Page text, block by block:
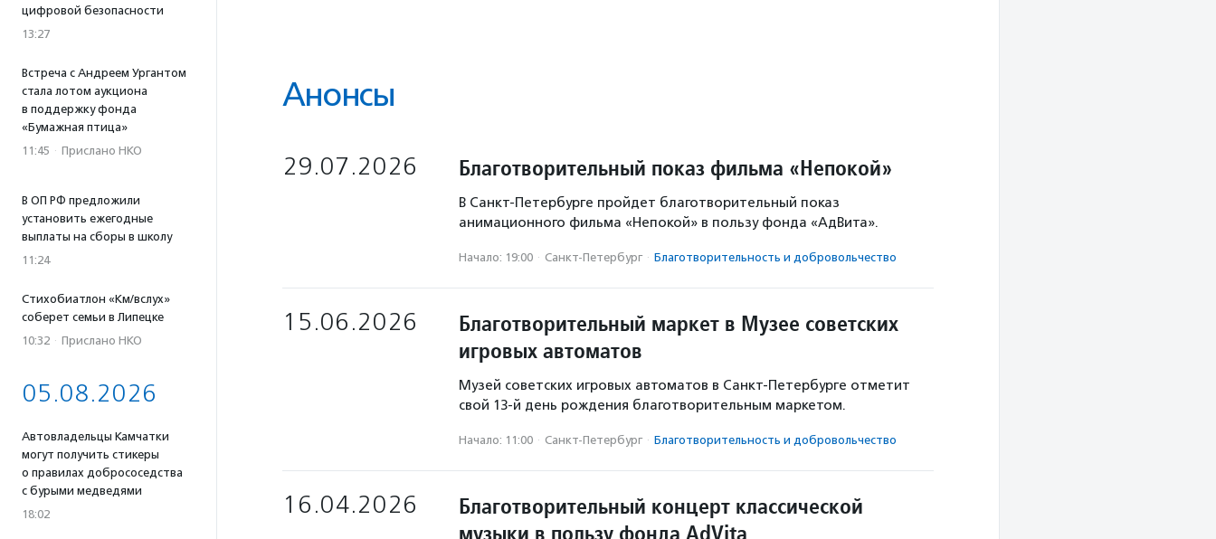
цифровой безопасности
13:27
Встреча с Андреем Ургантом
стала лотом аукциона
в поддержку фонда
«Бумажная птица»
11:45 · Прислано НКО
В ОП РФ предложили
установить ежегодные
выплаты на сборы в школу
11:24
Стихобиатлон «Км/вслух»
соберет семьи в Липецке
10:32 · Прислано НКО
05.08.2026
Автовладельцы Камчатки
могут получить стикеры
о правилах добрососедства
с бурыми медведями
18:02
Анонсы
29.07.2026 Благотворительный показ фильма «Непокой»
В Санкт-Петербурге пройдет благотворительный показ
анимационного фильма «Непокой» в пользу фонда «АдВита».
Начало: 19:00 · Санкт-Петербург · Благотвори­тель­ность и доброволь­чест­во
15.06.2026
Благотворительный маркет в Музее советских
игровых автоматов
Музей советских игровых автоматов в Санкт-Петербурге отметит
свой 13-й день рождения благотворительным маркетом.
Начало: 11:00 · Санкт-Петербург · Благотвори­тель­ность и доброволь­чест­во
16.04.2026
Благотворительный концерт классической
музыки в пользу фонда AdVita